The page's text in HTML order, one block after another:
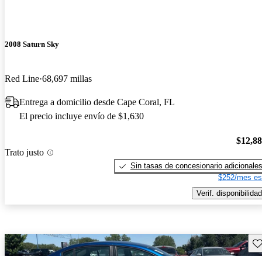
2008 Saturn Sky
Red Line 68,697 millas
Entrega a domicilio desde Cape Coral, FL
El precio incluye envío de $1,630
Trato justo
Sin tasas de concesionario adicionales
$252/mes
Verif. disponibilidad